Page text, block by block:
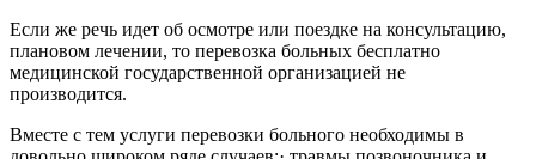
Если же речь идет об осмотре или поездке на консультацию,
плановом лечении, то перевозка больных бесплатно
медицинской государственной организацией не
производится.
Вместе с тем услуги перевозки больного необходимы в